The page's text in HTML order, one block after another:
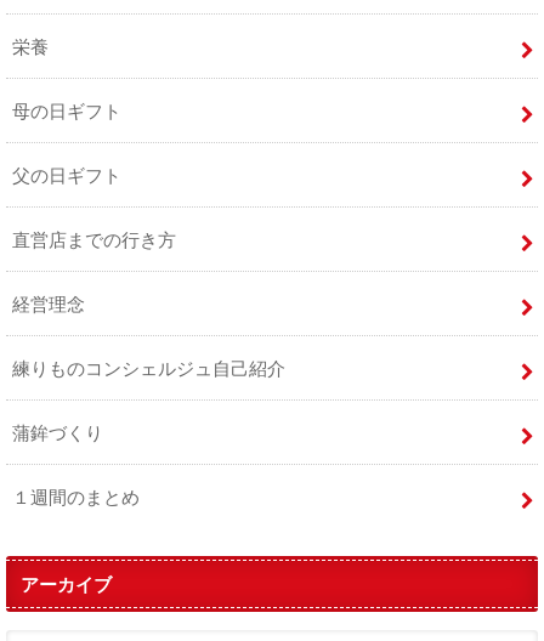
栄養
母の日ギフト
父の日ギフト
直営店までの行き方
経営理念
練りものコンシェルジュ自己紹介
蒲鉾づくり
１週間のまとめ
アーカイブ